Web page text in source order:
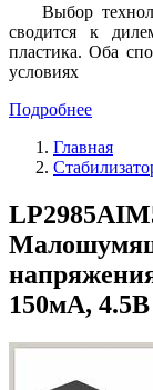
Выбор
сводится к
пластика. Оба
условиях
Подробнее
Главная
150мА,